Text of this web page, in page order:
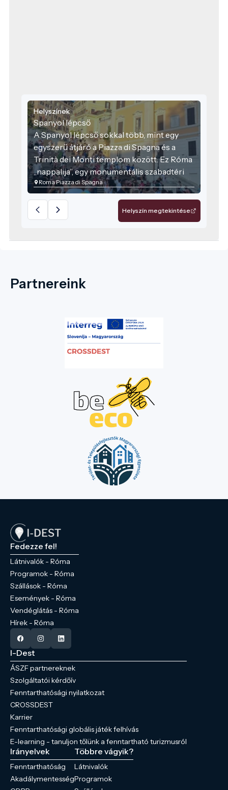
Helyszínek
Spanyol lépcső
A Spanyol lépcső sokkal több, mint egy
egyszerű átjáró a Piazza di Spagna és a
Trinità dei Monti templom között. Ez Róma
„nappalija”, egy monumentális szabadtéri
színház, ahol a város lakói és látogatói
évszázadok óta találkoznak. 135
lépcsőfokával ez Európa leghosszabb és
legszélesebb kültéri lépcsősora, amelynek
Roma Piazza di Spagna
Helyszín megtekintése
Partnereink
Fedezze fel!
Látnivalók - Róma
Programok - Róma
Szállások - Róma
Események - Róma
Vendéglátás - Róma
Hírek - Róma
I-Dest
ÁSZF partnereknek
Szolgáltatói kérdőív
Fenntarthatósági nyilatkozat
CROSSDEST
Karrier
Fenntarthatósági globális játék felhívás
E-learning - tanuljon tőlünk a fenntartható turizmusról
Irányelvek
Fenntarthatóság
Akadálymentesség
Többre vágyik?
Látnivalók
Programok